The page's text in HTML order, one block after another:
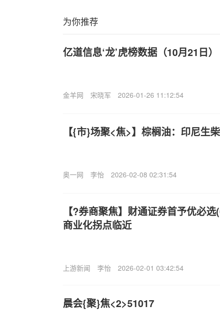
为你推荐
亿道信息‘龙’虎榜数据（10月21日）
金羊网 宋晓军 2026-01-26 11:12:54
【{市}场聚<焦>】棕榈油：印尼生
奥一网 李怡 2026-02-08 02:31:54
【?券商聚焦】财通证券首予优必
商业化拐点临近
上游新闻 李怡 2026-02-01 03:42:54
晨会{聚}焦<2>51017